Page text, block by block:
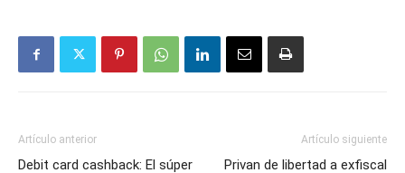
Artículo anterior
Debit card cashback: El súper
Artículo siguiente
Privan de libertad a exfiscal